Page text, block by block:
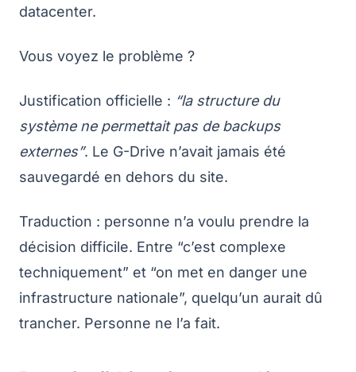
datacenter.
Vous voyez le problème ?
Justification officielle : “la structure du
système ne permettait pas de backups
externes”. Le G-Drive n’avait jamais été
sauvegardé en dehors du site.
Traduction : personne n’a voulu prendre la
décision difficile. Entre “c’est complexe
techniquement” et “on met en danger une
infrastructure nationale”, quelqu’un aurait dû
trancher. Personne ne l’a fait.